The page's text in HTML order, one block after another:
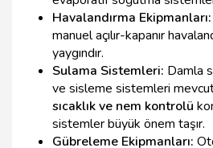
Havalandırma Ekipmanları:
manuel açılır-kapanır
yaygındır.
Sulama Sistemleri: Damla
ve sisleme sistemleri
sıcaklık ve nem kontrolü
sistemler büyük önem taşır.
Gübreleme Ekipmanları: